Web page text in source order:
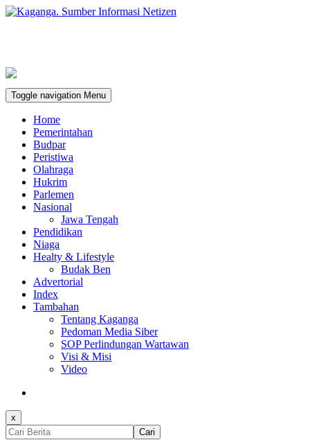
Toggle navigation Menu
Home
Pemerintahan
Budpar
Peristiwa
Olahraga
Hukrim
Parlemen
Nasional
Jawa Tengah
Pendidikan
Niaga
Healty & Lifestyle
Budak Ben
Advertorial
Index
Tambahan
Tentang Kaganga
Pedoman Media Siber
SOP Perlindungan Wartawan
Visi & Misi
Video
x
Cari